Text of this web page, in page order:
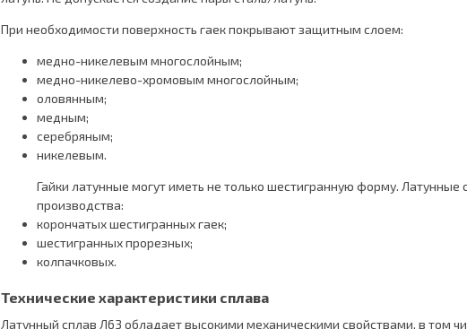
При необходимости поверхность гаек покрывают защитным слоем:
медно-никелевым многослойным;
медно-никелево-хромовым многослойным;
оловянным;
медным;
серебряным;
никелевым.
Гайки латунные могут иметь не только шестигранную форму.
производства:
корончатых шестигранных гаек;
шестигранных прорезных;
колпачковых.
Технические характеристики сплава
Латунный сплав Л63 обладает высокими механическими свойствами, в том